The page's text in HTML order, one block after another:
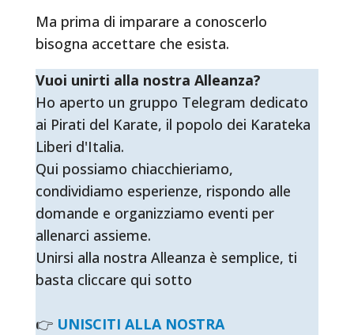
Ma prima di imparare a conoscerlo
bisogna accettare che esista.
Vuoi unirti alla nostra Alleanza?
Ho aperto un gruppo Telegram dedicato
ai Pirati del Karate, il popolo dei Karateka
Liberi d'Italia.
Qui possiamo chiacchieriamo,
condividiamo esperienze, rispondo alle
domande e organizziamo eventi per
allenarci assieme.
Unirsi alla nostra Alleanza è semplice, ti
basta cliccare qui sotto
👉 UNISCITI ALLA NOSTRA